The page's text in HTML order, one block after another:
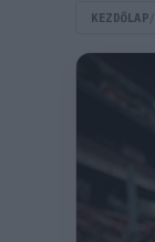
KEZDŐLAP